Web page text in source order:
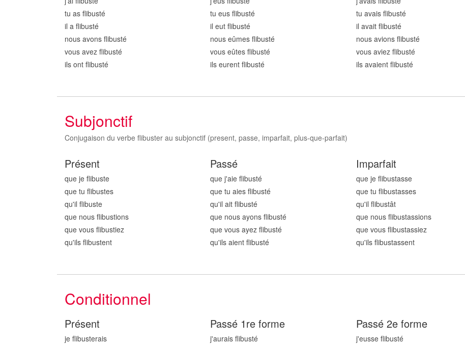
tu as flibusté
il a flibusté
nous avons flibusté
vous avez flibusté
ils ont flibusté
tu eus flibusté
il eut flibusté
nous eûmes flibusté
vous eûtes flibusté
ils eurent flibusté
tu avais flibusté
il avait flibusté
nous avions flibusté
vous aviez flibusté
ils avaient flibusté
Subjonctif
Conjugaison du verbe flibuster au subjonctif (present, passe, imparfait, plus-que-parfait)
Présent
que je flibuste
que tu flibustes
qu'il flibuste
que nous flibustions
que vous flibustiez
qu'ils flibustent
Passé
que j'aie flibusté
que tu aies flibusté
qu'il ait flibusté
que nous ayons flibusté
que vous ayez flibusté
qu'ils aient flibusté
Imparfait
que je flibustasse
que tu flibustasses
qu'il flibustât
que nous flibustassions
que vous flibustassiez
qu'ils flibustassent
Conditionnel
Présent
je flibusterais
Passé 1re forme
j'aurais flibusté
Passé 2e forme
j'eusse flibusté